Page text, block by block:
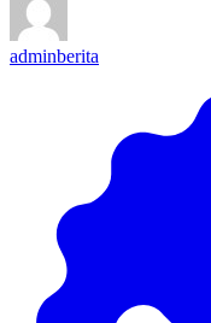
adminberita